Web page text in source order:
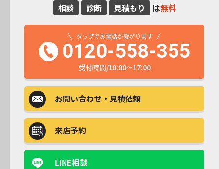
相談
診断 見積もり は無料
タップでお電話が繋がります
0120-558-355
受付時間/10:00～17:00
お問い合わせ ・見積依頼
来店予約
LINE相談